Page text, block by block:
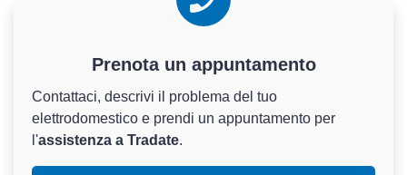
Prenota un appuntamento
Contattaci, descrivi il problema del tuo
elettrodomestico e prendi un appuntamento per
l'assistenza a Tradate.